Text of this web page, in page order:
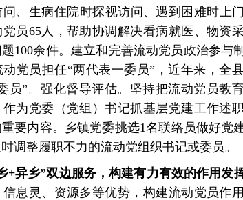
、生病住院时探视访问、遇到困难时上
员65人，帮助协调解决看病就医、物资
100余件。建立和完善流动党员政治参与
党员担任“两代表一委员”，近年来，全
员”。强化督导评估。坚持把流动党员教
为党委（党组）书记抓基层党建工作述
要内容。乡镇党委挑选1名联络员做好党
调整履职不力的流动党组织书记或委员。
+异乡”双边服务，构建有力有效的作用发
息灵、资源多等优势，构建流动党员作